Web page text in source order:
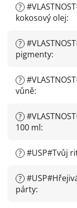
?
kokosový olej:
?
pigmenty:
?
vůně:
?
100 ml:
? #USP#Tvůj
?
párty: